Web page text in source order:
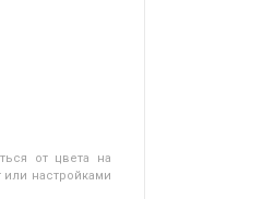
от цвета на
настройками